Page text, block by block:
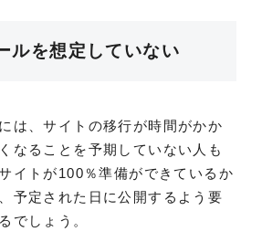
ルを想定していない
は、サイトの移行が時間がかか
なることを予期していない人も
イトが100％準備ができているか
予定された日に公開するよう要
でしょう。